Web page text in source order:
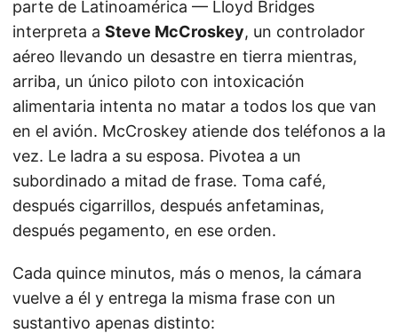
parte de Latinoamérica — Lloyd Bridges
interpreta a Steve McCroskey, un controlador
aéreo llevando un desastre en tierra mientras,
arriba, un único piloto con intoxicación
alimentaria intenta no matar a todos los que van
en el avión. McCroskey atiende dos teléfonos a la
vez. Le ladra a su esposa. Pivotea a un
subordinado a mitad de frase. Toma café,
después cigarrillos, después anfetaminas,
después pegamento, en ese orden.
Cada quince minutos, más o menos, la cámara
vuelve a él y entrega la misma frase con un
sustantivo apenas distinto: